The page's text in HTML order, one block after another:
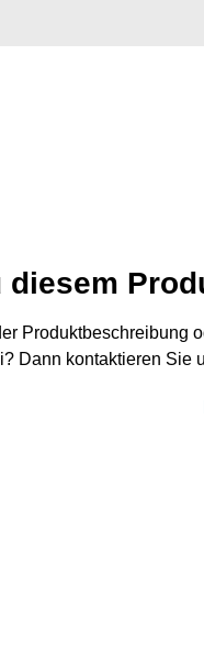
diesem
Produktbeschreibung
Dann kontaktieren Sie